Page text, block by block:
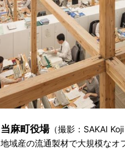
当麻町役場（撮影：SAKAI Koji
地域産の流通製材で大規模なオ